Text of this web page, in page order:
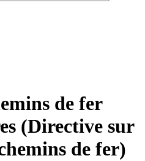
de fer
(Directive sur
de fer)